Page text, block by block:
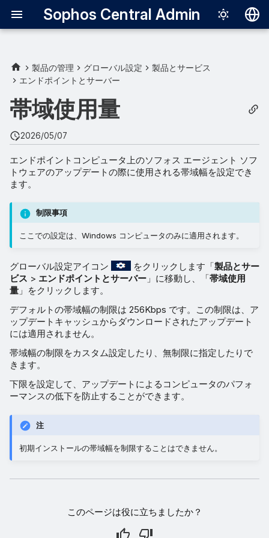
Sophos Central Admin
한국어
製品の管理 グローバル設定
製品とサービス
エンドポイントとサーバー
帯域使用量
2026/05/07
エンドポイントコンピュータ上のソフォス エージェント ソフ
トウェアのアップデートの際に使用される帯域幅を設定でき
ます。
制限事項
ここでの設定は、Windows コンピュータのみに適用されます。
グローバル設定アイコン をクリックします「製品とサー
ビス > エンドポイントとサーバー 」に移動し、「帯域使用
量 」をクリックします。
デフォルトの帯域幅の制限は 256Kbps です。この制限は、ア
ップデートキャッシュからダウンロードされたアップデート
には適用されません。
帯域幅の制限をカスタム設定したり、無制限に指定したりで
きます。
下限を設定して、アップデートによるコンピュータのパフォ
ーマンスの低下を防止することができます。
注
初期インストールの帯域幅を制限することはできません。
このページは役に立ちましたか？